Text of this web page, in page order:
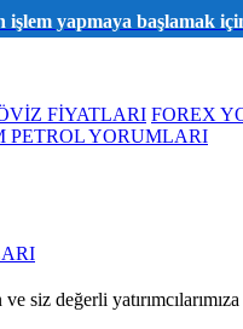
işlem yapmaya başlamak
FİYATLARI FOREX
PETROL YORUMLARI
siz değerli